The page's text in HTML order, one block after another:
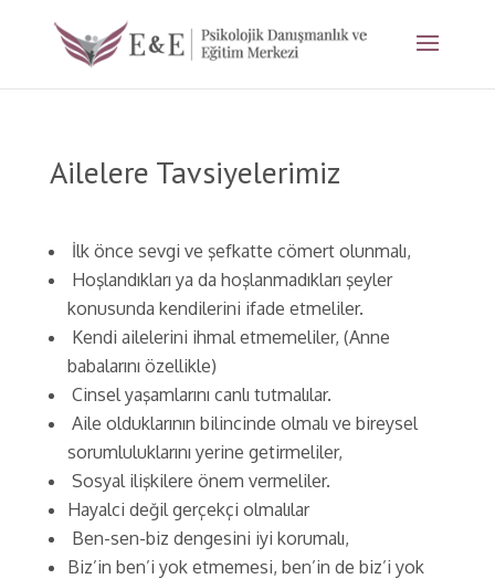
Ailelere Tavsiyelerimiz
İlk önce sevgi ve şefkatte cömert olunmalı,
Hoşlandıkları ya da hoşlanmadıkları şeyler
konusunda kendilerini ifade etmeliler.
Kendi ailelerini ihmal etmemeliler, (Anne
babalarını özellikle)
Cinsel yaşamlarını canlı tutmalılar.
Aile olduklarının bilincinde olmalı ve bireysel
sorumluluklarını yerine getirmeliler,
Sosyal ilişkilere önem vermeliler.
Hayalci değil gerçekçi olmalılar
Ben-sen-biz dengesini iyi korumalı,
Biz’in ben’i yok etmemesi, ben’in de biz’i yok